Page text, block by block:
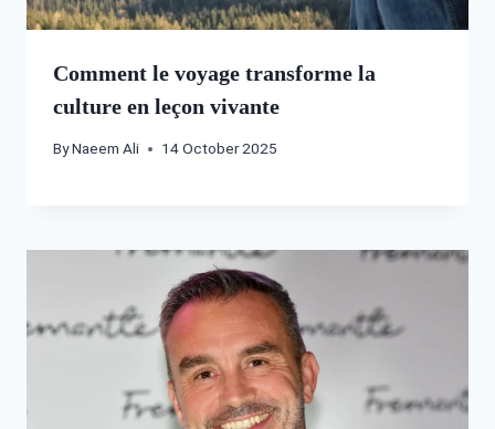
Comment le voyage transforme la
culture en leçon vivante
ByNaeem Ali 14 October 2025